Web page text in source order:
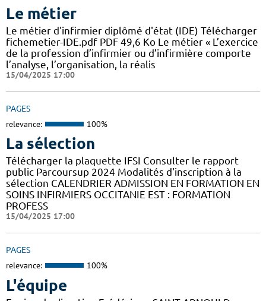
Le métier
Le métier d'infirmier diplômé d'état (IDE) Télécharger
fichemetier-IDE.pdf PDF 49,6 Ko Le métier « L’exercice
de la profession d’infirmier ou d’infirmière comporte
l’analyse, l’organisation, la réalis
15/04/2025 17:00
PAGES
relevance: 100%
La sélection
Télécharger la plaquette IFSI Consulter le rapport
public Parcoursup 2024 Modalités d'inscription à la
sélection CALENDRIER ADMISSION EN FORMATION EN
SOINS INFIRMIERS OCCITANIE EST : FORMATION
PROFESS
15/04/2025 17:00
PAGES
relevance: 100%
L'équipe